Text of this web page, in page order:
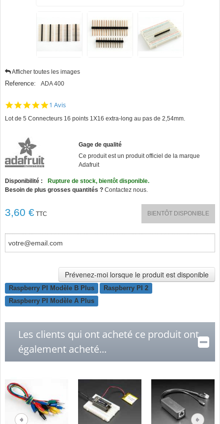
Afficher toutes les images
Reference: ADA 400
5.0
rating
1 Avis
Lot de 5 Connecteurs 16 points 1X16 extra-long au pas de 2,54mm.
Gage de qualité
Ce produit est un produit officiel de la marque
Adafruit
Disponibilité :
Rupture de stock, bientôt disponible.
Besoin de plus grosses quantités ?Contactez nous.
3,60 € TTC BIENTÔT DISPONIBLE
Prévenez-moi lorsque le produit est disponible
Raspberry PI Modèle B Plus
Raspberry PI 2
Raspberry PI Modèle A Plus
Les clients qui ont acheté ce produit ont
également acheté...